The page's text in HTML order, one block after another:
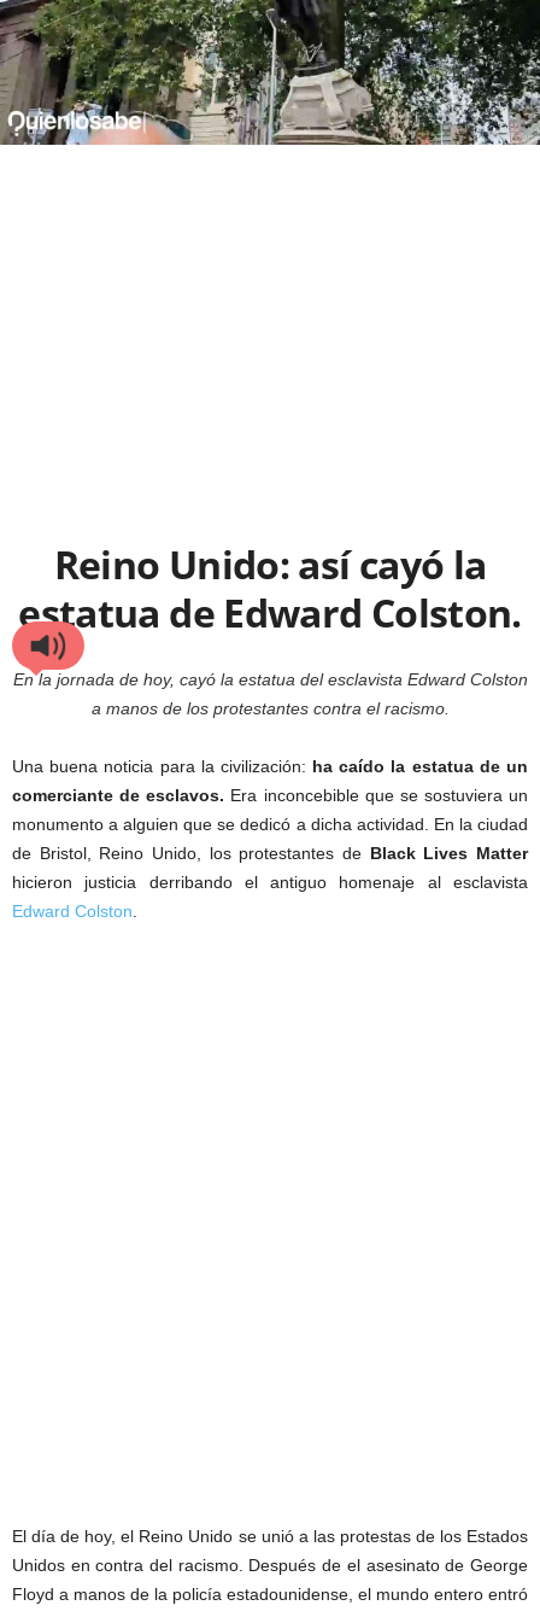
Reino Unido: así cayó la
estatua de Edward Colston.
En la jornada de hoy, cayó la estatua del esclavista Edward Colston
a manos de los protestantes contra el racismo.
Una buena noticia para la civilización: ha caído la estatua de un
comerciante de esclavos. Era inconcebible que se sostuviera un
monumento a alguien que se dedicó a dicha actividad. En la ciudad
de Bristol, Reino Unido, los protestantes de Black Lives Matter
hicieron justicia derribando el antiguo homenaje al esclavista
Edward Colston
El día de hoy, el Reino Unido se unió a las protestas de los Estados
Unidos en contra del racismo. Después de el asesinato de George
Floyd a manos de la policía estadounidense, el mundo entero entró